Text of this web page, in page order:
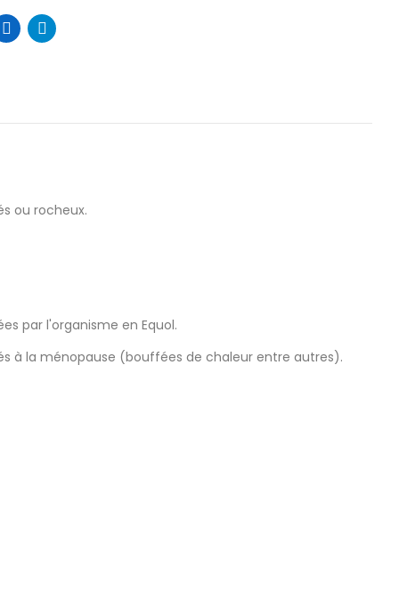
ou rocheux.
par l'organisme en Equol.
à la ménopause (bouffées de chaleur entre autres).